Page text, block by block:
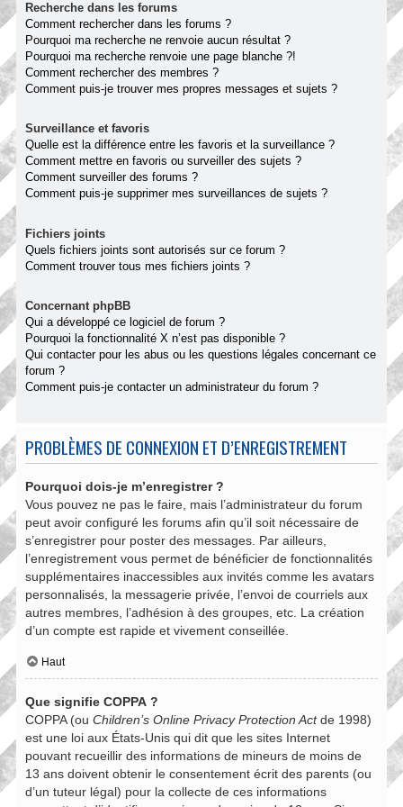
Recherche dans les forums
Comment rechercher dans les forums ?
Pourquoi ma recherche ne renvoie aucun résultat ?
Pourquoi ma recherche renvoie une page blanche ?!
Comment rechercher des membres ?
Comment puis-je trouver mes propres messages et sujets ?
Surveillance et favoris
Quelle est la différence entre les favoris et la surveillance ?
Comment mettre en favoris ou surveiller des sujets ?
Comment surveiller des forums ?
Comment puis-je supprimer mes surveillances de sujets ?
Fichiers joints
Quels fichiers joints sont autorisés sur ce forum ?
Comment trouver tous mes fichiers joints ?
Concernant phpBB
Qui a développé ce logiciel de forum ?
Pourquoi la fonctionnalité X n’est pas disponible ?
Qui contacter pour les abus ou les questions légales concernant ce
forum ?
Comment puis-je contacter un administrateur du forum ?
PROBLÈMES DE CONNEXION ET D’ENREGISTREMENT
Pourquoi dois-je m’enregistrer ?
Vous pouvez ne pas le faire, mais l’administrateur du forum
peut avoir configuré les forums afin qu’il soit nécessaire de
s’enregistrer pour poster des messages. Par ailleurs,
l’enregistrement vous permet de bénéficier de fonctionnalités
supplémentaires inaccessibles aux invités comme les avatars
personnalisés, la messagerie privée, l’envoi de courriels aux
autres membres, l’adhésion à des groupes, etc. La création
d’un compte est rapide et vivement conseillée.
Haut
Que signifie COPPA ?
COPPA (ou Children’s Online Privacy Protection Actde 1998)
est une loi aux États-Unis qui dit que les sites Internet
pouvant recueillir des informations de mineurs de moins de
13 ans doivent obtenir le consentement écrit des parents (ou
d’un tuteur légal) pour la collecte de ces informations